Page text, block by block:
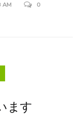
AM 0
ます